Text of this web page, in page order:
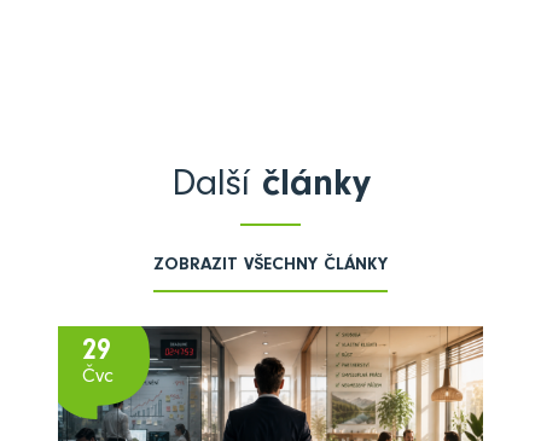
Další články
ZOBRAZIT VŠECHNY ČLÁNKY
29
Čvc